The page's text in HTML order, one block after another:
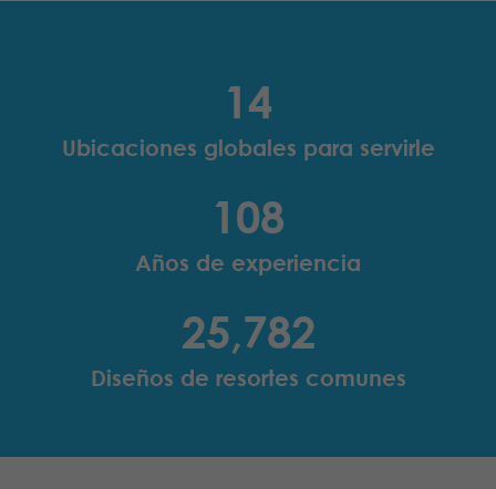
14
Ubicaciones globales para servirle
108
Años de experiencia
25,782
Diseños de resortes comunes